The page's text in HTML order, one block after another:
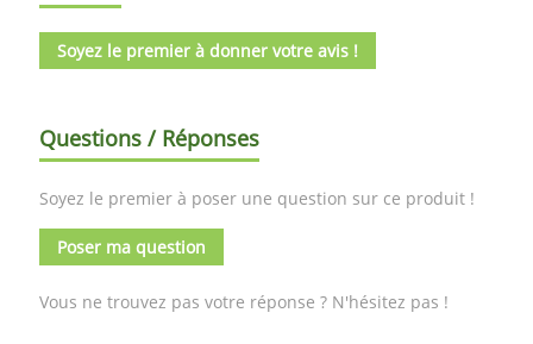
Soyez le premier à donner votre avis !
Questions / Réponses
Soyez le premier à poser une question sur ce produit !
Poser ma question
Vous ne trouvez pas votre réponse ? N'hésitez pas !